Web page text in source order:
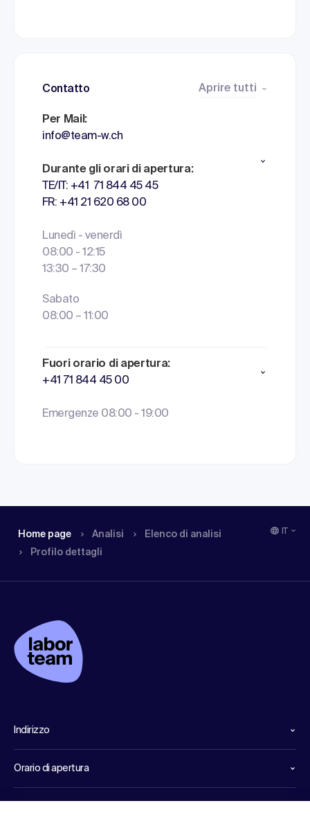
Contatto Aprire tutti
Per Mail:
info@team-w.ch
Durante gli orari di apertura:
TE/IT: +41 71 844 45 45
FR: +41 21 620 68 00
Lunedì - venerdì
08:00 - 12:15
13:30 – 17:30
Sabato
08:00 – 11:00
Fuori orario di apertura:
+41 71 844 45 00
Emergenze 08:00 - 19:00
Home page Analisi
Elenco di analisi
Profilo dettagli
Indirizzo
Orario di apertura